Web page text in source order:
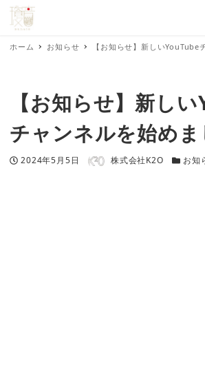
ホーム お知らせ 【お知らせ】新しいYouTube
【お知らせ】新し
チャンネルを始めま
投稿日
2024年5月5日 著者 株式会社K2O カテゴ
お知